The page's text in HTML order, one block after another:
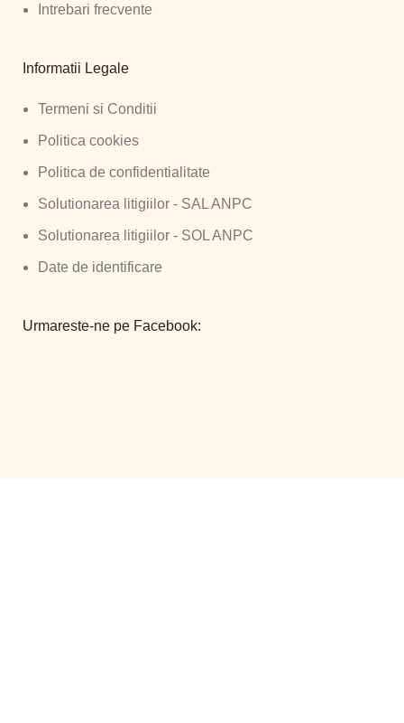
Intrebari frecvente
Informatii Legale
Termeni si Conditii
Politica cookies
Politica de confidentialitate
Solutionarea litigiilor - SAL ANPC
Solutionarea litigiilor - SOL ANPC
Date de identificare
Urmareste-ne pe Facebook: